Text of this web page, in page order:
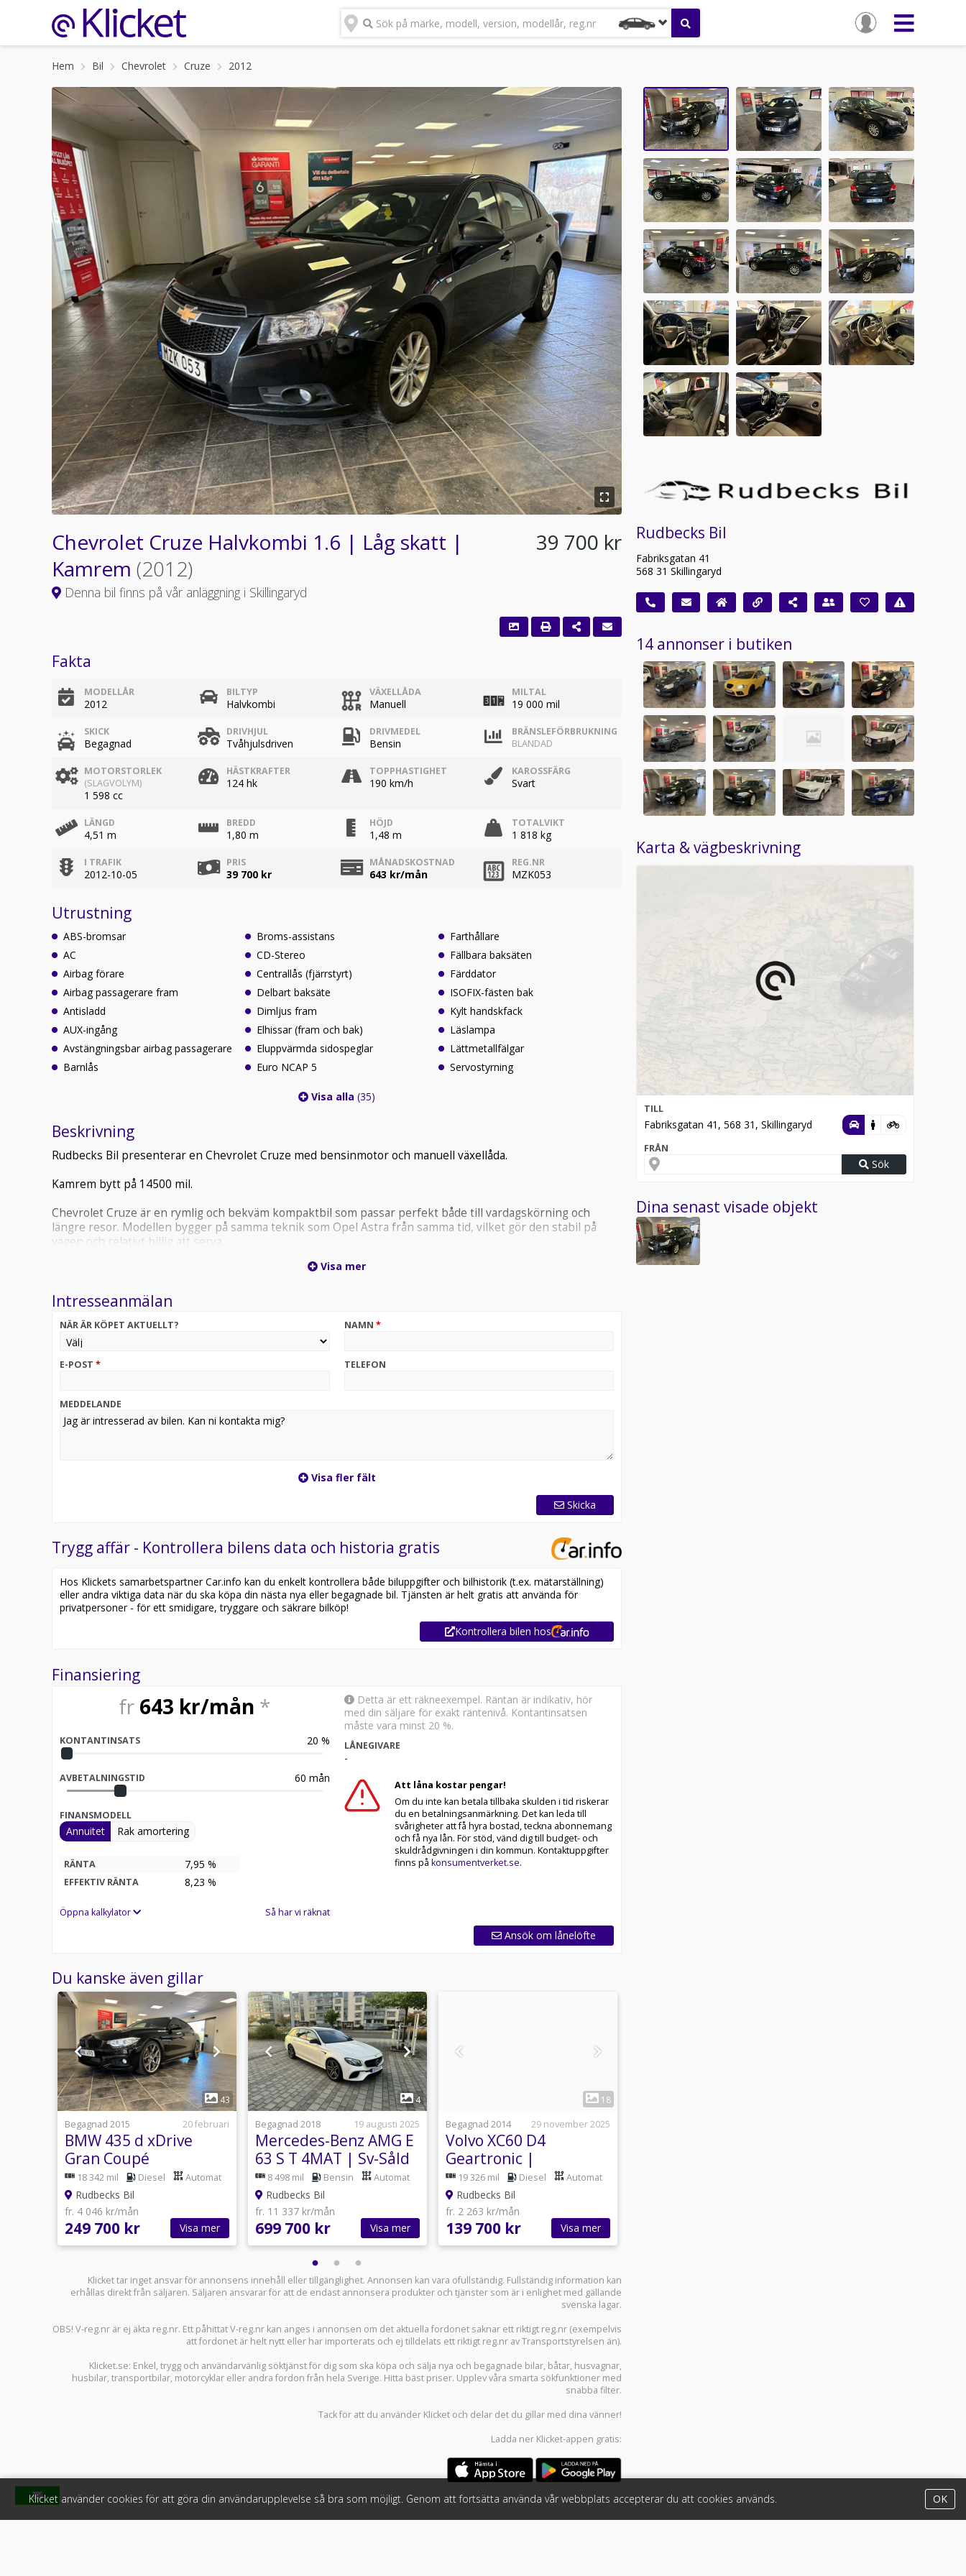
Sök på märke, modell, version, modellår, reg.nr
Hem Bil Chevrolet Cruze 2012
Chevrolet Cruze Halvkombi 1.6 | Låg skatt |
Kamrem (2012)
Denna bil finns på vår anläggning i Skillingaryd
39 700 kr
Fakta
MODELLÅR
2012
BILTYP
Halvkombi
VÄXELLÅDA
Manuell
MILTAL
19 000 mil
SKICK
Begagnad
DRIVHJUL
Tvåhjulsdriven
DRIVMEDEL
Bensin
BRÄNSLEFÖRBRUKNING
BLANDAD
MOTORSTORLEK
(SLAGVOLYM)
1 598 cc
HÄSTKRAFTER
124 hk
TOPPHASTIGHET
190 km/h
KAROSSFÄRG
Svart
LÄNGD
4,51 m
BREDD
1,80 m
HÖJD
1,48 m
TOTALVIKT
1 818 kg
I TRAFIK
2012-10-05
PRIS
39 700 kr
MÅNADSKOSTNAD
643 kr/mån
REG.NR
MZK053
Utrustning
ABS-bromsar
AC
Airbag förare
Airbag passagerare fram
Antisladd
AUX-ingång
Avstängningsbar airbag passagerare
Barnlås
Broms-assistans
CD-Stereo
Centrallås (fjärrstyrt)
Delbart baksäte
Dimljus fram
Elhissar (fram och bak)
Eluppvärmda sidospeglar
Euro NCAP 5
Farthållare
Fällbara baksäten
Färddator
ISOFIX-fästen bak
Kylt handskfack
Läslampa
Lättmetallfälgar
Servostyrning
Visa alla(35)
Beskrivning
Rudbecks Bil presenterar en Chevrolet Cruze med bensinmotor och manuell växellåda.
Kamrem bytt på 14500 mil.
Chevrolet Cruze är en rymlig och bekväm kompaktbil som passar perfekt både till vardagskörning och
längre resor. Modellen bygger på samma teknik som Opel Astra från samma tid, vilket gör den stabil på
vägen och relativt billig att serva.
Bilen är känd för sin goda säkerhet och fick högsta betyg i krocktester när den lanserades. Interiören är
familjens behov.
Cruze är dessutom en populär modell världen över tack vare sin kombination av körglädje, praktiska
egenskaper och bra bränsleekonomi. Turbomotorn ger en pigg och smidig körning samtidigt som bilen
VI VISAR ENDAST BILAR GENOM TIDSBOKNING!
MAILA ELLER SMS OM VI INTE SVARAR!
ALLTID GRATIS PRÖVA-PÅ FÖRSÄKRING FRÅN TRYGGHANSA!
495 kr i registreringsavgift tillkommer.
*OBS!*
Rudbecks Bil säljer, byter, köper och förmedlar begagnade bilar.
Vi erbjuder även rekond, motoroptimering och uthyrning av släp och skåpbilar.
daniel @ rudbecksbil.se
Varmt välkommen till Rudbecks Bil i Skillingaryd!
PS!
Följ oss gärna på TikTok / Instagram!
Visa mer
Intresseanmälan
NÄR ÄR KÖPET AKTUELLT? NAMN *
E-POST * TELEFON
MEDDELANDE
Visa fler fält
Skicka
Trygg affär - Kontrollera bilens data och historia gratis
Hos Klickets samarbetspartner Car.info kan du enkelt kontrollera både biluppgifter och bilhistorik (t.ex. mätarställning)
eller andra viktiga data när du ska köpa din nästa nya eller begagnade bil. Tjänsten är helt gratis att använda för
privatpersoner - för ett smidigare, tryggare och säkrare bilköp!
Kontrollera bilen hos
Finansiering
fr 643 kr/mån *
KONTANTINSATS 20 %
AVBETALNINGSTID 60 mån
FINANSMODELL
Annuitet Rak amortering
RÄNTA 7,95 %
EFFEKTIV RÄNTA 8,23 %
Öppna kalkylator Så har vi räknat
Detta är ett räkneexempel. Räntan är indikativ, hör
med din säljare för exakt räntenivå. Kontantinsatsen
måste vara minst 20 %.
LÅNEGIVARE
-
Att låna kostar pengar!
Om du inte kan betala tillbaka skulden i tid riskerar
du en betalningsanmärkning. Det kan leda till
svårigheter att få hyra bostad, teckna abonnemang
och få nya lån. För stöd, vänd dig till budget- och
skuldrådgivningen i din kommun. Kontaktuppgifter
finns på konsumentverket.se.
Ansök om lånelöfte
Du kanske även gillar
1
43
Begagnad 2015
20 februari
BMW 435 d xDrive
Gran Coupé
Steptronic| M Sport |
18 342 mil Diesel Automat
Rudbecks Bil
fr. 4 046 kr/mån
249 700 kr Visa mer
1
4
Begagnad 2018
19 augusti 2025
Mercedes-Benz AMG E
63 S T 4MAT | Sv-Såld
| Se Spec!
8 498 mil Bensin Automat
Rudbecks Bil
fr. 11 337 kr/mån
699 700 kr Visa mer
18
Begagnad 2014
29 november 2025
Volvo XC60 D4
Geartronic |
Momentum | Drag | 2
Bruk
19 326 mil Diesel Automat
Rudbecks Bil
fr. 2 263 kr/mån
139 700 kr Visa mer
Klicket tar inget ansvar för annonsens innehåll eller tillgänglighet. Annonsen kan vara ofullständig. Fullständig information kan
erhållas direkt från säljaren. Säljaren ansvarar för att de endast annonsera produkter och tjänster som är i enlighet med gällande
svenska lagar.
OBS! V-reg.nr är ej äkta reg.nr. Ett påhittat V-reg.nr kan anges i annonsen om det aktuella fordonet saknar ett riktigt reg.nr (exempelvis
att fordonet är helt nytt eller har importerats och ej tilldelats ett riktigt reg.nr av Transportstyrelsen än).
Klicket.se: Enkel, trygg och användarvänlig söktjänst för dig som ska köpa och sälja nya och begagnade bilar, båtar, husvagnar,
husbilar,transportbilar, motorcyklar eller andra fordon från hela Sverige. Hitta bäst priser. Upplev våra smarta sökfunktioner med
snabba filter.
Tack för att du använder Klicket och delar det du gillar med dina vänner!
Ladda ner Klicket-appen gratis:
Rudbecks Bil
Fabriksgatan 41
568 31 Skillingaryd
14 annonser i butiken
Karta & vägbeskrivning
TILL
Fabriksgatan 41, 568 31, Skillingaryd
FRÅN
Sök
Dina senast visade objekt
Klicket använder cookies för att göra din användarupplevelse så bra som möjligt. Genom att fortsätta använda vår webbplats accepterar du att cookies används. OK